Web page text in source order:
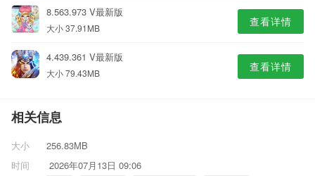
8.563.973 V最新版
大小 37.91MB 查看详情
4.439.361 V最新版
大小 79.43MB 查看详情
相关信息
大小
256.83MB
时间
2026年07月13日 09:06